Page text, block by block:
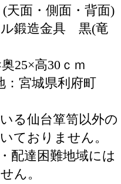
天面・側面・背面)
鍛造金具 黒(竜
25×高30ｃｍ
：宮城県利府町
る仙台箪笥以外の
ておりません。
配達困難地域には
ん。